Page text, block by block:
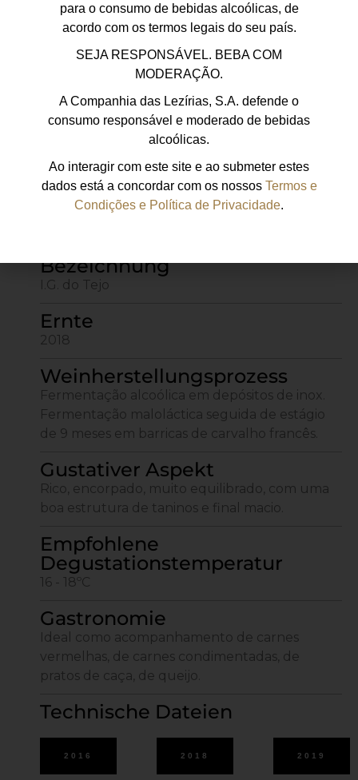
Bodengeologie
Klima
pelo rio Tejo
Kasten
Bezeichnung
I.G. do Tejo
Ernte
2018
Weinherstellungsprozess
Fermentação alcoólica em depósitos de inox.
Fermentação maloláctica seguida de estágio
de 9 meses em barricas de carvalho francês.
Gustativer Aspekt
Rico, encorpado, muito equilibrado, com uma
boa estrutura de taninos e final macio.
Empfohlene
Degustationstemperatur
16 - 18ºC
Gastronomie
Ideal como acompanhamento de carnes
vermelhas, de carnes condimentadas, de
pratos de caça, de queijo.
Technische Dateien
2016 2018 2019
para o consumo de bebidas alcoólicas, de
acordo com os termos legais do seu país.
SEJA RESPONSÁVEL. BEBA COM
MODERAÇÃO.
A Companhia das Lezírias, S.A. defende o
consumo responsável e moderado de bebidas
alcoólicas.
Ao interagir com este site e ao submeter estes
dados está a concordar com os nossos Termos e
Condições e Política de Privacidade.